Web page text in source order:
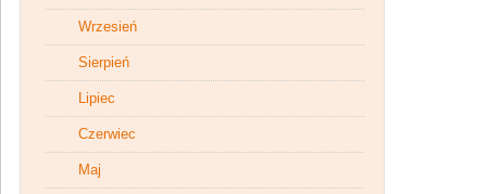
Wrzesień
Sierpień
Lipiec
Czerwiec
Maj